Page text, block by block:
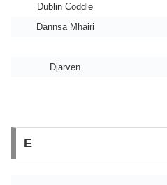
Dublin Coddle
Dannsa Mhairi
Djarven
E